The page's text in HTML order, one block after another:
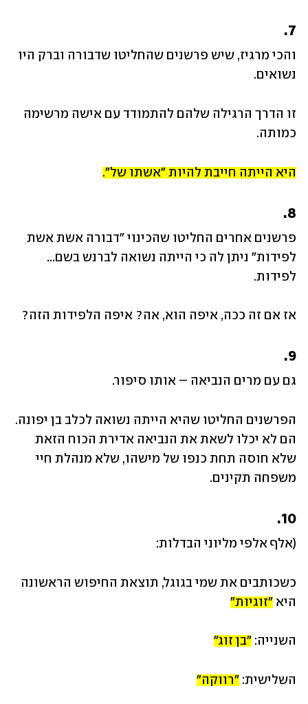
7.
נשואים.
כמותה.
היא הייתה חייבת להיות "אשתו של".
8.
לפידות.
אז אם זה ככה, איפה הוא, אה? איפה הלפידות הזה?
9.
גם עם מרים הנביאה – אותו סיפור.
משפחה תקינים.
10.
(אלף אלפי מליוני הבדלות:
היא "זוגיות"
השנייה: "בן זוג"
השלישית: "רווקה"